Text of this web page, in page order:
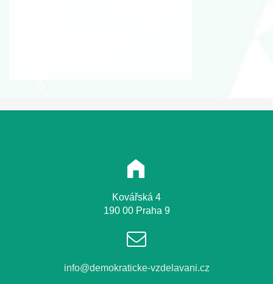
Kovářská 4
190 00 Praha 9
info@demokraticke-vzdelavani.cz